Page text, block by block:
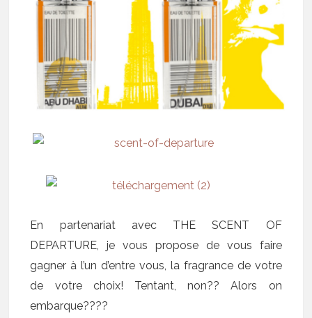
En partenariat avec THE SCENT OF
DEPARTURE, je vous propose de vous faire
gagner à l’un d’entre vous, la fragrance de votre
de votre choix! Tentant, non?? Alors on
embarque????